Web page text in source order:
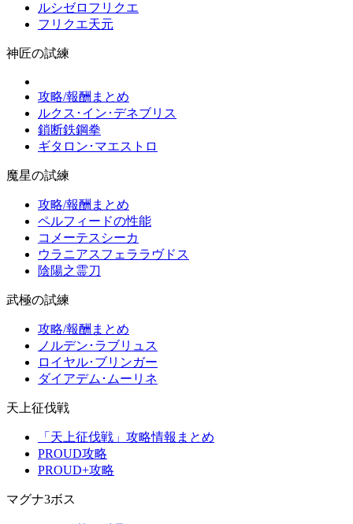
ルシゼロフリクエ
フリクエ天元
神匠の試練
攻略/報酬まとめ
ルクス･イン･デネブリス
鎖断鉄鋼拳
ギタロン･マエストロ
魔星の試練
攻略/報酬まとめ
ペルフィードの性能
コメーテスシーカ
ウラニアスフェララヴドス
陰陽之霊刀
武極の試練
攻略/報酬まとめ
ノルデン･ラブリュス
ロイヤル･ブリンガー
ダイアデム･ムーリネ
天上征伐戦
「天上征伐戦」攻略情報まとめ
PROUD攻略
PROUD+攻略
マグナ3ボス